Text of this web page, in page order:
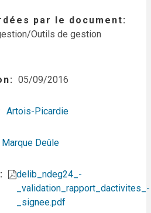
par le document
Outils de gestion
05/09/2016
Artois-Picardie
Marque Deûle
delib_ndeg24_-
_validation_rapport_dactivites_-
_signee.pdf